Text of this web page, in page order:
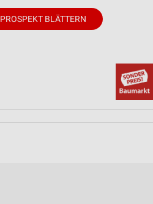
PROSPEKT BLÄTTERN